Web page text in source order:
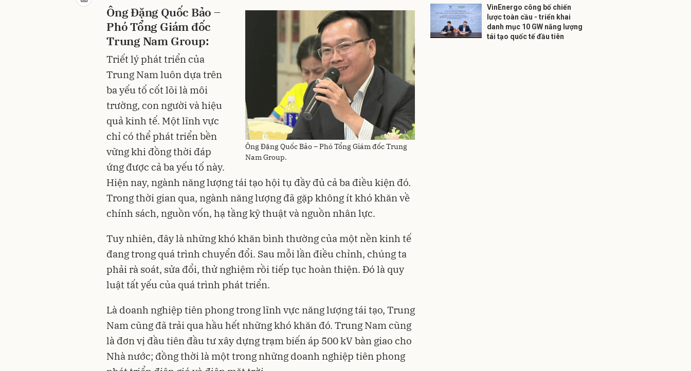
Ông Đặng Quốc Bảo – Phó Tổng Giám đốc Trung
Nam Group.
Ông Đặng Quốc Bảo –
Phó Tổng Giám đốc
Trung Nam Group:
Triết lý phát triển của
Trung Nam luôn dựa trên
ba yếu tố cốt lõi là môi
trường, con người và hiệu
quả kinh tế. Một lĩnh vực
chỉ có thể phát triển bền
vững khi đồng thời đáp
ứng được cả ba yếu tố này.
Hiện nay, ngành năng lượng tái tạo hội tụ đầy đủ cả ba điều kiện đó.
Trong thời gian qua, ngành năng lượng đã gặp không ít khó khăn về
chính sách, nguồn vốn, hạ tầng kỹ thuật và nguồn nhân lực.
Tuy nhiên, đây là những khó khăn bình thường của một nền kinh tế
đang trong quá trình chuyển đổi. Sau mỗi lần điều chỉnh, chúng ta
phải rà soát, sửa đổi, thử nghiệm rồi tiếp tục hoàn thiện. Đó là quy
luật tất yếu của quá trình phát triển.
Là doanh nghiệp tiên phong trong lĩnh vực năng lượng tái tạo, Trung
Nam cũng đã trải qua hầu hết những khó khăn đó. Trung Nam cũng
là đơn vị đầu tiên đầu tư xây dựng trạm biến áp 500 kV bàn giao cho
Nhà nước; đồng thời là một trong những doanh nghiệp tiên phong
VinEnergo công bố chiến
lược toàn cầu - triển khai
danh mục 10 GW năng lượng
tái tạo quốc tế đầu tiên